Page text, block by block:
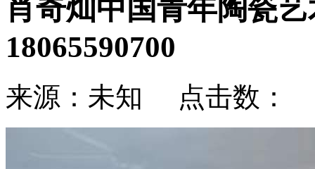
肖奇灿中国青年陶瓷
18065590700
来源：未知 点击数：